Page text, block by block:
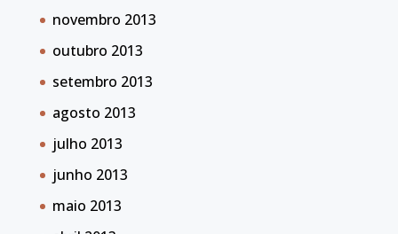
novembro 2013
outubro 2013
setembro 2013
agosto 2013
julho 2013
junho 2013
maio 2013